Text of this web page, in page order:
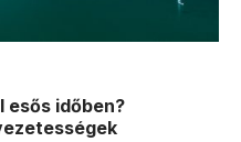
esős időben?